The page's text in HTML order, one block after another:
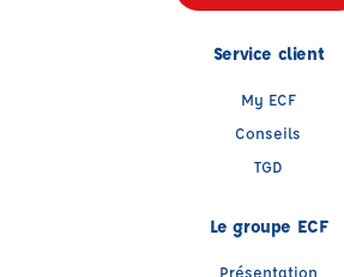
Service client
My ECF
Conseils
TGD
Le groupe ECF
Présentation